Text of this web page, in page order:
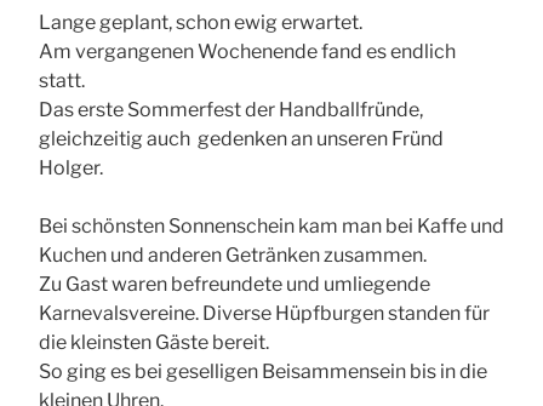
Lange geplant, schon ewig erwartet.
Am vergangenen Wochenende fand es endlich
statt.
Das erste Sommerfest der Handballfründe,
gleichzeitig auch gedenken an unseren Fründ
Holger.
Bei schönsten Sonnenschein kam man bei Kaffe und
Kuchen und anderen Getränken zusammen.
Zu Gast waren befreundete und umliegende
Karnevalsvereine. Diverse Hüpfburgen standen für
die kleinsten Gäste bereit.
So ging es bei geselligen Beisammensein bis in die
kleinen Uhren.